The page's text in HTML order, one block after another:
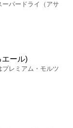
パードライ（アサ
エール)
レミアム・モルツ